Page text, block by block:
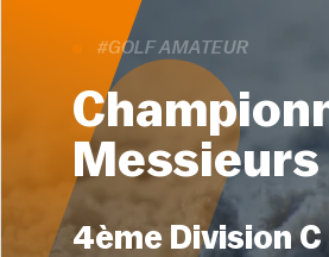
#GOLF AMATEUR
Messieurs
4ème Division C